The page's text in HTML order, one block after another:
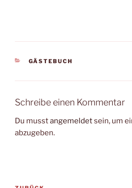
KATEGORIEN
GÄSTEBUCH
Schreibe einen Kommentar
Du musstangemeldetsein, um
abzugeben.
Beitragsnavigation